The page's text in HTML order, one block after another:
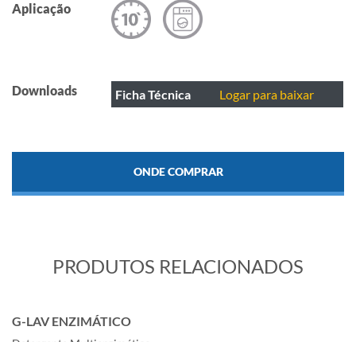
Aplicação
Downloads Ficha Técnica Logar para baixar
ONDE COMPRAR
PRODUTOS RELACIONADOS
G-LAV ENZIMÁTICO